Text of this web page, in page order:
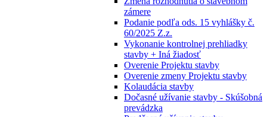
zámere
Podanie podľa ods. 15 vyhlášky č.
60/2025 Z.z.
Vykonanie kontrolnej prehliadky
stavby + Iná žiadosť
Overenie Projektu stavby
Overenie zmeny Projektu stavby
Kolaudácia stavby
Dočasné užívanie stavby - Skúšobná
prevádzka